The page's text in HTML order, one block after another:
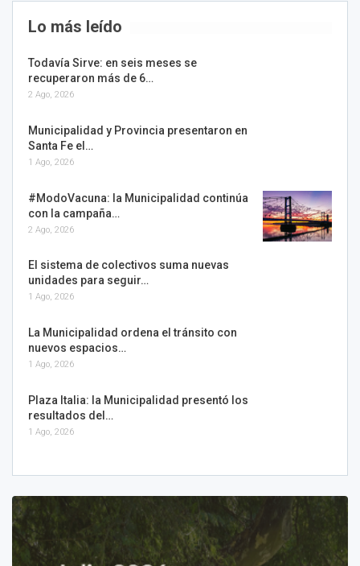
Lo más leído
Todavía Sirve: en seis meses se
recuperaron más de 6…
2 Ago, 2026
Municipalidad y Provincia presentaron en
Santa Fe el…
1 Ago, 2026
#ModoVacuna: la Municipalidad continúa
con la campaña…
2 Ago, 2026
El sistema de colectivos suma nuevas
unidades para seguir…
1 Ago, 2026
La Municipalidad ordena el tránsito con
nuevos espacios…
1 Ago, 2026
Plaza Italia: la Municipalidad presentó los
resultados del…
1 Ago, 2026